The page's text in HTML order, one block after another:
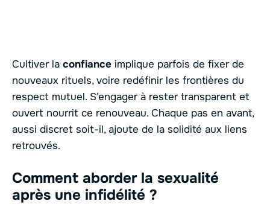
Cultiver la confiance implique parfois de fixer de
nouveaux rituels, voire redéfinir les frontières du
respect mutuel. S’engager à rester transparent et
ouvert nourrit ce renouveau. Chaque pas en avant,
aussi discret soit-il, ajoute de la solidité aux liens
retrouvés.
Comment aborder la sexualité
après une infidélité ?